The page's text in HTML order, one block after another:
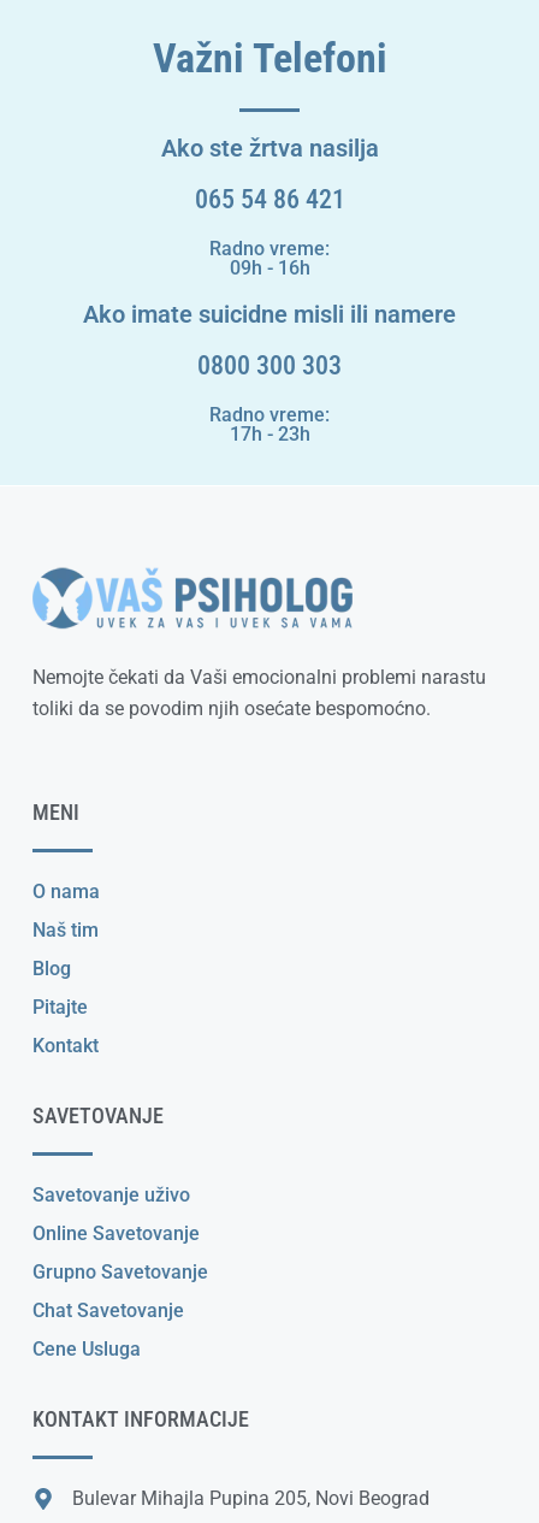
Važni Telefoni
Ako ste žrtva nasilja
065 54 86 421
Radno vreme:
09h - 16h
Ako imate suicidne misli ili namere
0800 300 303
Radno vreme:
17h - 23h
Nemojte čekati da Vaši emocionalni problemi narastu
toliki da se povodim njih osećate bespomoćno.
MENI
O nama
Naš tim
Blog
Pitajte
Kontakt
SAVETOVANJE
Savetovanje uživo
Online Savetovanje
Grupno Savetovanje
Chat Savetovanje
Cene Usluga
KONTAKT INFORMACIJE
Bulevar Mihajla Pupina 205, Novi Beograd